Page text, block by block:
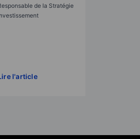
de la Stratégie
l'article